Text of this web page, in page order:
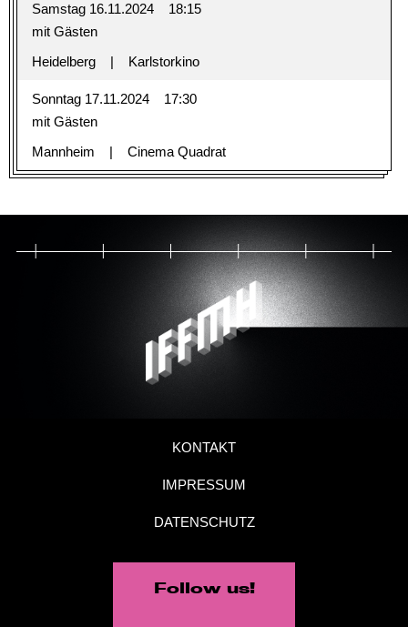
Samstag 16.11.2024
18:15
mit Gästen
Heidelberg
Karlstorkino
Sonntag 17.11.2024
17:30
mit Gästen
Mannheim
Cinema Quadrat
KONTAKT
IMPRESSUM
DATENSCHUTZ
Follow us!